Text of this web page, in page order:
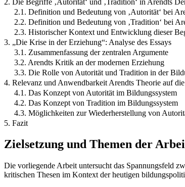
2.1. Definition und Bedeutung von ‚Autorität‘ bei
2.2. Definition und Bedeutung von ‚Tradition‘ bei
2.3. Historischer Kontext und Entwicklung dieser
3. „Die Krise in der Erziehung“: Analyse des Essays
3.1. Zusammenfassung der zentralen Argumente
3.2. Arendts Kritik an der modernen Erziehung
3.3. Die Rolle von Autorität und Tradition in der
4. Relevanz und Anwendbarkeit Arendts Theorie auf
4.1. Das Konzept von Autorität im Bildungssystem
4.2. Das Konzept von Tradition im Bildungssystem
4.3. Möglichkeiten zur Wiederherstellung von
5. Fazit
Zielsetzung und Themen der
Die vorliegende Arbeit untersucht das Spannungsfeld
kritischen Thesen im Kontext der heutigen